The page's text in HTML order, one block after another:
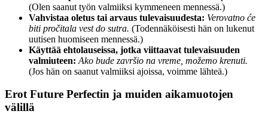
(Olen saanut työn valmiiksi kymmeneen mennessä.)
Vahvistaa oletus tai arvaus tulevaisuudesta: Verovatno će
biti pročitala vest do sutra. (Todennäköisesti hän on lukenut
uutisen huomiseen mennessä.)
Käyttää ehtolauseissa, jotka viittaavat tulevaisuuden
valmiuteen: Ako bude završio na vreme, možemo krenuti.
(Jos hän on saanut valmiiksi ajoissa, voimme lähteä.)
Erot Future Perfectin ja muiden aikamuotojen
välillä